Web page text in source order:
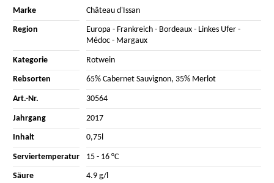
Marke Château d'Issan
Region Europa - Frankreich- Bordeaux- Linkes Ufer-
Médoc- Margaux
Kategorie Rotwein
Rebsorten 65% Cabernet Sauvignon, 35% Merlot
Art.-Nr. 30564
Jahrgang 2017
Inhalt 0,75l
Serviertemperatur 15 - 16 °C
Säure 4.9 g/l